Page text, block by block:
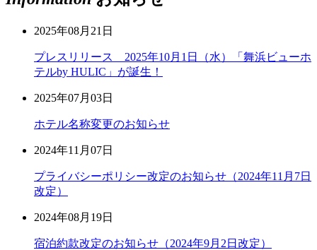
2025年08月21日
プレスリリース 2025年10月1日（水）「舞浜ビューホ
テルby HULIC」が誕生！
2025年07月03日
ホテル名称変更のお知らせ
2024年11月07日
プライバシーポリシー改定のお知らせ（2024年11月7日
改定）
2024年08月19日
宿泊約款改定のお知らせ（2024年9月2日改定）